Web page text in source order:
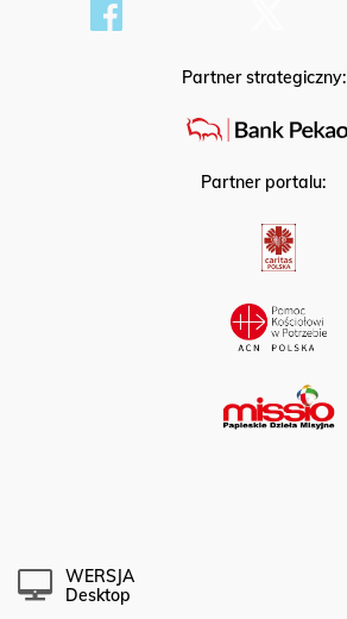
Partner strategiczny:
Partner portalu:
WERSJA
Desktop